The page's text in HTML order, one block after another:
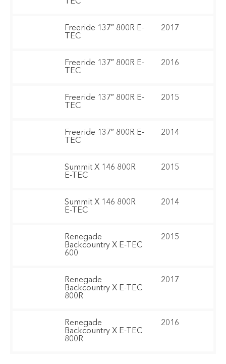
Freeride 137″ 800R E-
TEC
2017
Freeride 137″ 800R E-
TEC
2016
Freeride 137″ 800R E-
TEC
2015
Freeride 137″ 800R E-
TEC
2014
Summit X 146 800R
E-TEC
2015
Summit X 146 800R
E-TEC
2014
Renegade
Backcountry X E-TEC
600
2015
Renegade
Backcountry X E-TEC
800R
2017
Renegade
Backcountry X E-TEC
800R
2016